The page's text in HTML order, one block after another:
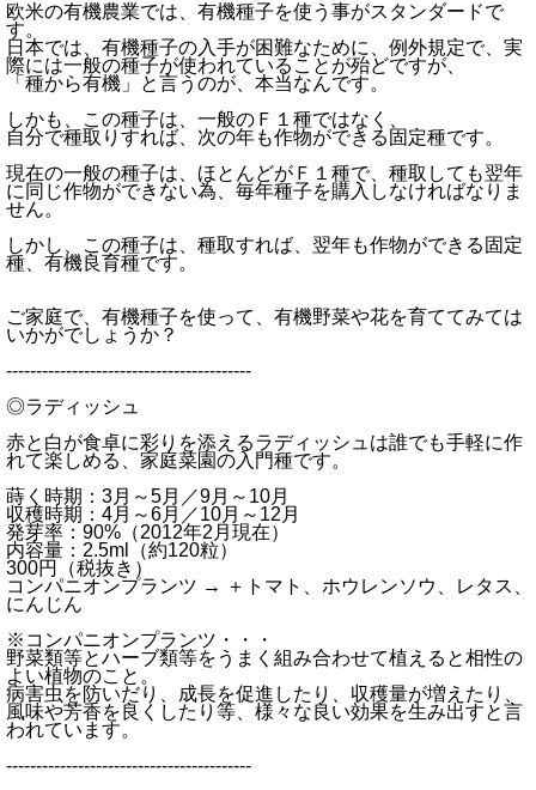
欧米の有機農業では、有機種子を使う事がスタンダードで
す。
日本では、有機種子の入手が困難なために、例外規定で、実
際には一般の種子が使われていることが殆どですが、
「種から有機」と言うのが、本当なんです。
しかも、この種子は、一般のＦ１種ではなく、
自分で種取りすれば、次の年も作物ができる固定種です。
現在の一般の種子は、ほとんどがＦ１種で、種取しても翌年
に同じ作物ができない為、毎年種子を購入しなければなりま
せん。
しかし、この種子は、種取すれば、翌年も作物ができる固定
種、有機良育種です。
ご家庭で、有機種子を使って、有機野菜や花を育ててみては
いかがでしょうか？
-----------------------------------------
◎ラディッシュ
赤と白が食卓に彩りを添えるラディッシュは誰でも手軽に作
れて楽しめる、家庭菜園の入門種です。
蒔く時期：3月～5月／9月～10月
収穫時期：4月～6月／10月～12月
発芽率：90%（2012年2月現在）
内容量：2.5ml（約120粒）
300円（税抜き）
コンパニオンプランツ → ＋トマト、ホウレンソウ、レタス、
にんじん
※コンパニオンプランツ・・・
野菜類等とハーブ類等をうまく組み合わせて植えると相性の
よい植物のこと。
病害虫を防いだり、成長を促進したり、収穫量が増えたり、
風味や芳香を良くしたり等、様々な良い効果を生み出すと言
われています。
-----------------------------------------